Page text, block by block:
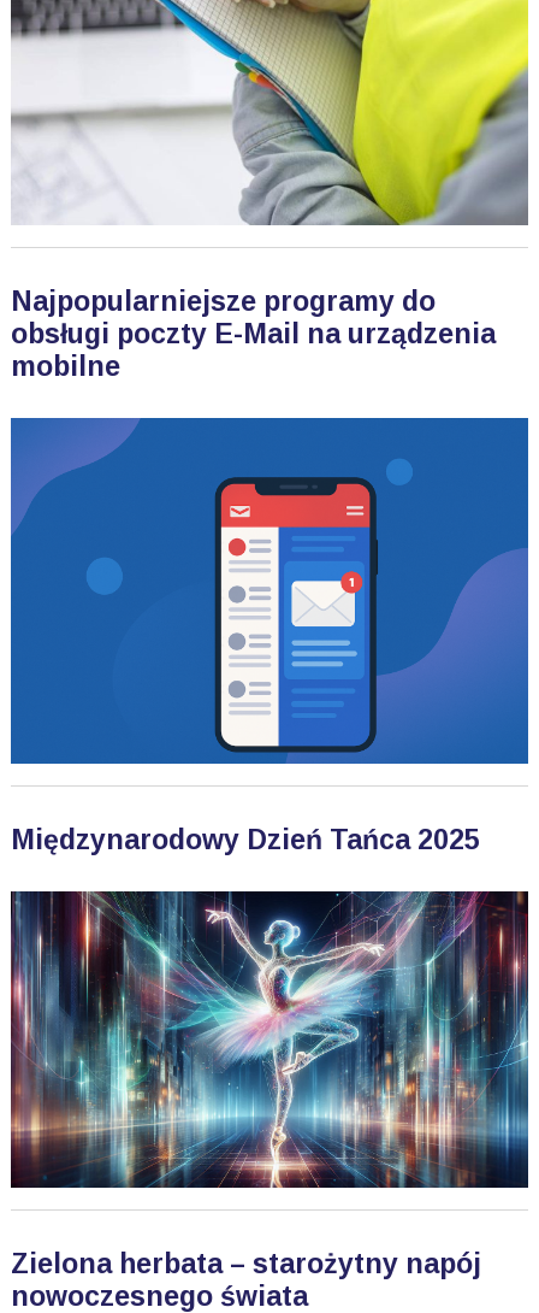
Najpopularniejsze programy do
obsługi poczty E-Mail na urządzenia
mobilne
Międzynarodowy Dzień Tańca 2025
Zielona herbata – starożytny napój
nowoczesnego świata